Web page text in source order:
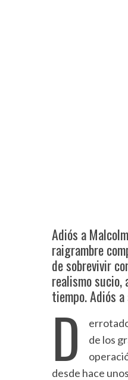
Adiós a
raigrambre
de sobrevivir
realismo
tiempo. Adiós
D
de los
desde hace